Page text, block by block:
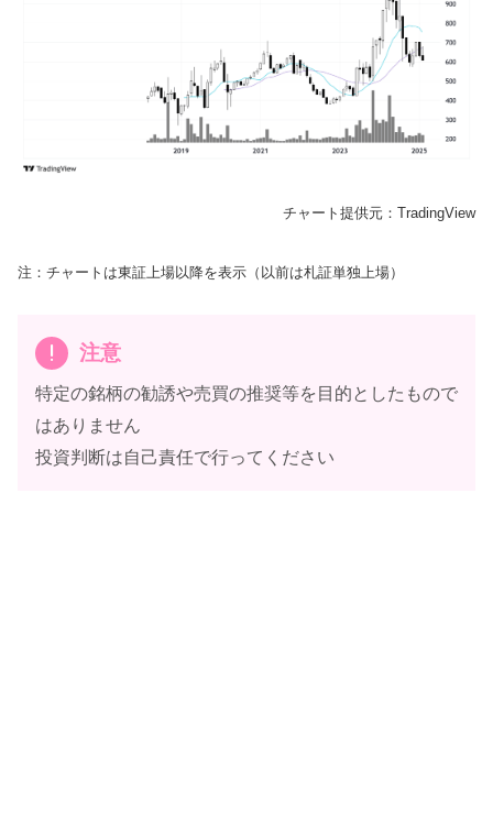
チャート提供元：TradingView
注：チャートは東証上場以降を表示（以前は札証単独上場）
注意
特定の銘柄の勧誘や売買の推奨等を目的としたもので
はありません
投資判断は自己責任で行ってください